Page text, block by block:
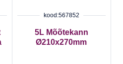
kood:567852
5L Mõõtekann
Ø210x270mm